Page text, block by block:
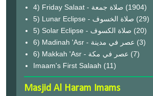
4) Friday Salaat - صلاة جمعة (1904)
5) Lunar Eclipse - صلاة الخسوف (29)
(20)
6) Madinah 'Asr - عصر في مدينة (3)
6) Makkah 'Asr - عصر في مكة (7)
Imaam's First Salaah (11)
Masjid Al Haram Imams